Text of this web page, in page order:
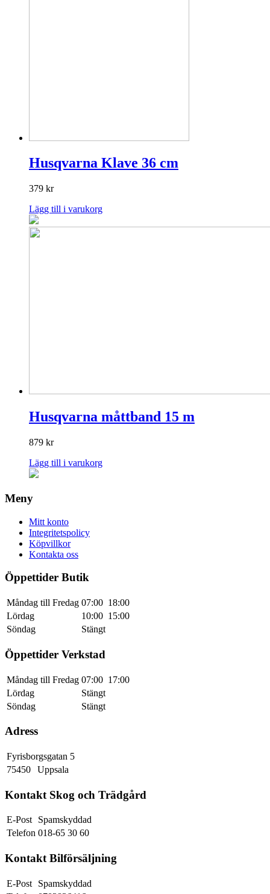
Husqvarna Klave 36 cm
379 kr
Lägg till i varukorg
Husqvarna måttband 15 m
879 kr
Lägg till i varukorg
Meny
Mitt konto
Integritetspolicy
Köpvillkor
Kontakta oss
Öppettider Butik
Måndag till Fredag 07:00 18:00
Lördag
10:00 15:00
Söndag
Stängt
Öppettider Verkstad
Måndag till Fredag 07:00 17:00
Lördag
Stängt
Söndag
Stängt
Adress
Fyrisborgsgatan 5
75450
Uppsala
Kontakt Skog och Trädgård
E-Post
Spamskyddad
Telefon 018-65 30 60
Kontakt Bilförsäljning
E-Post
Spamskyddad